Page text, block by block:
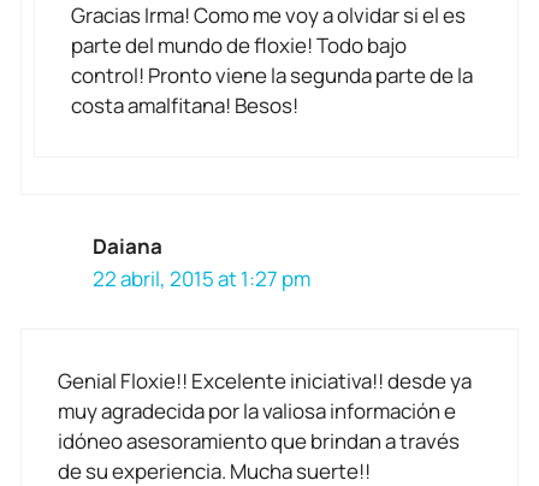
Gracias Irma! Como me voy a olvidar si el es
parte del mundo de floxie! Todo bajo
control! Pronto viene la segunda parte de la
costa amalfitana! Besos!
Daiana
22 abril, 2015 at 1:27 pm
Genial Floxie!! Excelente iniciativa!! desde ya
muy agradecida por la valiosa información e
idóneo asesoramiento que brindan a través
de su experiencia. Mucha suerte!!